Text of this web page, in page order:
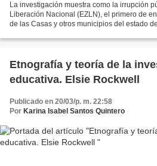
La investigación muestra como la irrupción
Liberación Nacional (EZLN), el primero de
de las Casas y otros municipios del estado
Etnografía y teoría de la
educativa. Elsie Rockwell
Publicado en 20/03/p. m. 22:58
Por Karina Isabel Santos Quintero